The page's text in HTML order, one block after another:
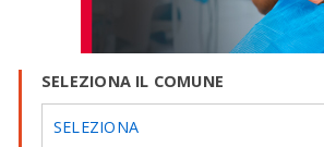
SELEZIONA IL COMUNE
SELEZIONA